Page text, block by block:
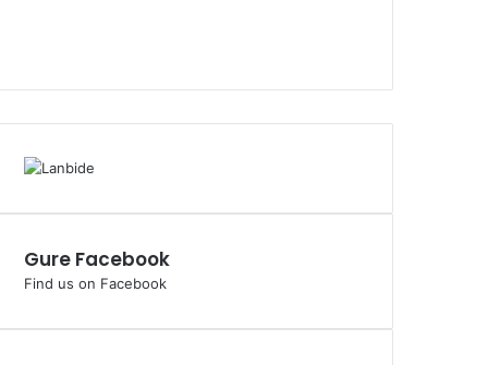
Gure Facebook
Find us on Facebook